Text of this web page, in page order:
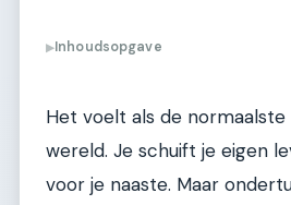
▶Inhoudsopgave
Het voelt als de normaalste
wereld. Je schuift je eigen
voor je naaste. Maar